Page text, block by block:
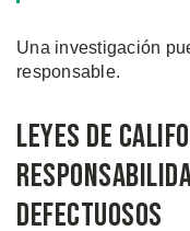
Una investigación
responsable.
Leyes de
Defectuosos